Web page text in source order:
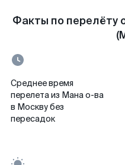
Факты по перелёту
Среднее время
перелета из Мана о-ва
в Москву без
пересадок